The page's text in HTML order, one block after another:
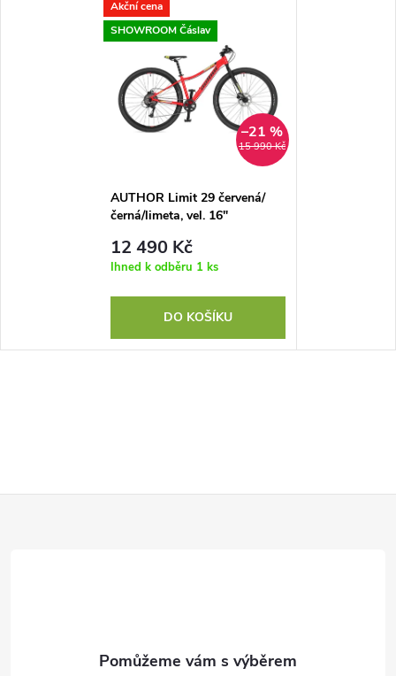
Akční cena
SHOWROOM Čáslav
15 990 Kč
–21 %
AUTHOR Limit 29 červená/
černá/limeta, vel. 16"
12 490 Kč
Ihned k odběru 1 ks
DO KOŠÍKU